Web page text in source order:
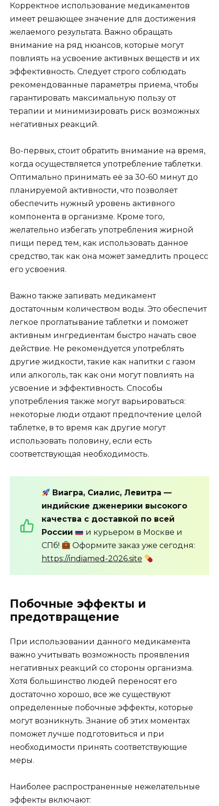
Корректное использование медикаментов
имеет решающее значение для достижения
желаемого результата. Важно обращать
внимание на ряд нюансов, которые могут
повлиять на усвоение активных веществ и их
эффективность. Следует строго соблюдать
рекомендованные параметры приема, чтобы
гарантировать максимальную пользу от
терапии и минимизировать риск возможных
негативных реакций.
Во-первых, стоит обратить внимание на время,
когда осуществляется употребление таблетки.
Оптимально принимать её за 30-60 минут до
планируемой активности, что позволяет
обеспечить нужный уровень активного
компонента в организме. Кроме того,
желательно избегать употребления жирной
пищи перед тем, как использовать данное
средство, так как она может замедлить процесс
его усвоения.
Важно также запивать медикамент
достаточным количеством воды. Это обеспечит
легкое проглатывание таблетки и поможет
активным ингредиентам быстро начать свое
действие. Не рекомендуется употреблять
другие жидкости, такие как напитки с газом
или алкоголь, так как они могут повлиять на
усвоение и эффективность. Способы
употребления также могут варьироваться:
некоторые люди отдают предпочтение целой
таблетке, в то время как другие могут
использовать половину, если есть
соответствующая необходимость.
Виагра, Сиалис, Левитра —
индийские дженерики высокого
качества с доставкой по всей
России
и курьером в Москве и
СПб!
Оформите заказ уже сегодня:
https://indiamed-2026.site
Побочные эффекты и
предотвращение
При использовании данного медикамента
важно учитывать возможность проявления
негативных реакций со стороны организма.
Хотя большинство людей переносят его
достаточно хорошо, все же существуют
определенные побочные эффекты, которые
могут возникнуть. Знание об этих моментах
поможет лучше подготовиться и при
необходимости принять соответствующие
меры.
Наиболее распространенные нежелательные
эффекты включают: